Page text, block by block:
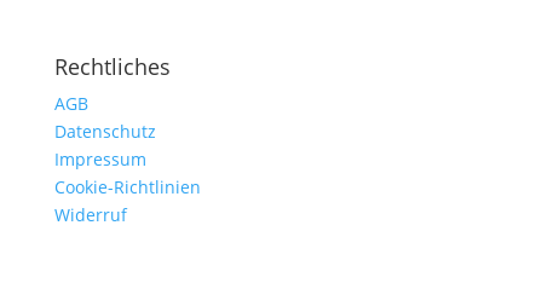
Rechtliches
AGB
Datenschutz
Impressum
Cookie-Richtlinien
Widerruf